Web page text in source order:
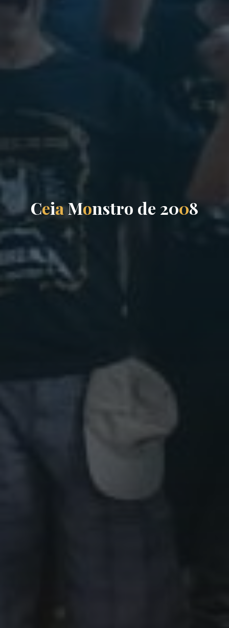
CeiaMonstro de 2008